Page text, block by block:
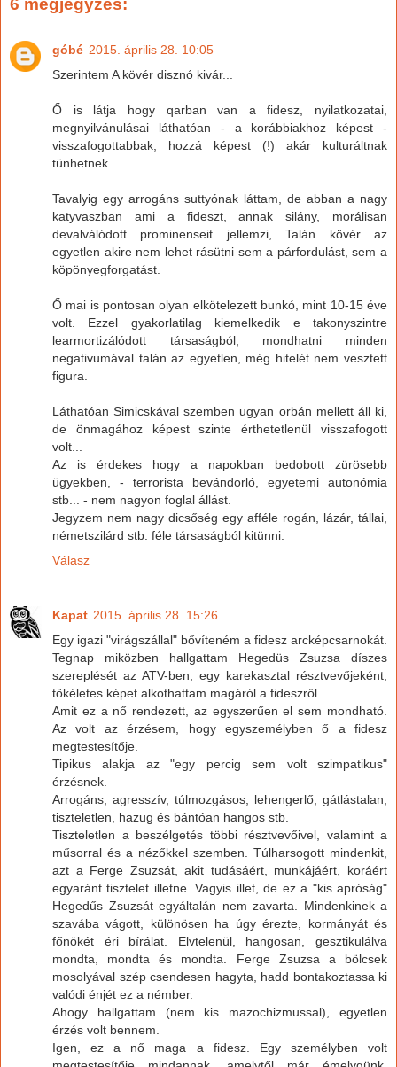
6 megjegyzés:
góbé 2015. április 28. 10:05
Szerintem A kövér disznó kivár...
Ő is látja hogy qarban van a fidesz, nyilatkozatai,
megnyilvánulásai láthatóan - a korábbiakhoz képest -
visszafogottabbak, hozzá képest (!) akár kulturáltnak
tünhetnek.
Tavalyig egy arrogáns suttyónak láttam, de abban a nagy
katyvaszban ami a fideszt, annak silány, morálisan
devalválódott prominenseit jellemzi, Talán kövér az
egyetlen akire nem lehet rásütni sem a párfordulást, sem a
köpönyegforgatást.
Ő mai is pontosan olyan elkötelezett bunkó, mint 10-15 éve
volt. Ezzel gyakorlatilag kiemelkedik e takonyszintre
learmortizálódott társaságból, mondhatni minden
negativumával talán az egyetlen, még hitelét nem vesztett
figura.
Láthatóan Simicskával szemben ugyan orbán mellett áll ki,
de önmagához képest szinte érthetetlenül visszafogott
volt...
Az is érdekes hogy a napokban bedobott zürösebb
ügyekben, - terrorista bevándorló, egyetemi autonómia
stb... - nem nagyon foglal állást.
Jegyzem nem nagy dicsőség egy afféle rogán, lázár, tállai,
németszilárd stb. féle társaságból kitünni.
Válasz
Kapat 2015. április 28. 15:26
Egy igazi "virágszállal" bővíteném a fidesz arcképcsarnokát.
Tegnap miközben hallgattam Hegedüs Zsuzsa díszes
szereplését az ATV-ben, egy karekasztal résztvevőjeként,
tökéletes képet alkothattam magáról a fideszről.
Amit ez a nő rendezett, az egyszerűen el sem mondható.
Az volt az érzésem, hogy egyszemélyben ő a fidesz
megtestesítője.
Tipikus alakja az "egy percig sem volt szimpatikus"
érzésnek.
Arrogáns, agresszív, túlmozgásos, lehengerlő, gátlástalan,
tiszteletlen, hazug és bántóan hangos stb.
Tiszteletlen a beszélgetés többi résztvevőivel, valamint a
műsorral és a nézőkkel szemben. Túlharsogott mindenkit,
azt a Ferge Zsuzsát, akit tudásáért, munkájáért, koráért
egyaránt tisztelet illetne. Vagyis illet, de ez a "kis apróság"
Hegedűs Zsuzsát egyáltalán nem zavarta. Mindenkinek a
szavába vágott, különösen ha úgy érezte, kormányát és
főnökét éri bírálat. Elvtelenül, hangosan, gesztikulálva
mondta, mondta és mondta. Ferge Zsuzsa a bölcsek
mosolyával szép csendesen hagyta, hadd bontakoztassa ki
valódi énjét ez a némber.
Ahogy hallgattam (nem kis mazochizmussal), egyetlen
érzés volt bennem.
Igen, ez a nő maga a fidesz. Egy személyben volt